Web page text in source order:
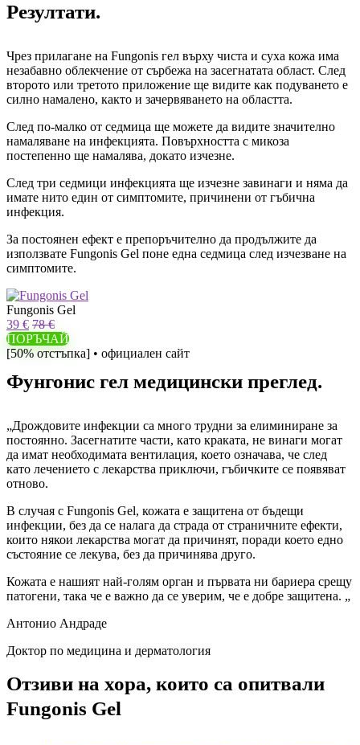
Резултати.
Чрез прилагане на Fungonis гел върху чиста и суха кожа има
незабавно облекчение от сърбежа на засегнатата област. След
второто или третото приложение ще видите как подуването е
силно намалено, както и зачервяването на областта.
След по-малко от седмица ще можете да видите значително
намаляване на инфекцията. Повърхността с микоза
постепенно ще намалява, докато изчезне.
След три седмици инфекцията ще изчезне завинаги и няма да
имате нито един от симптомите, причинени от гъбична
инфекция.
За постоянен ефект е препоръчително да продължите да
използвате Fungonis Gel поне една седмица след изчезване на
симптомите.
Fungonis Gel
39 € 78 €
ПОРЪЧАЙ
[50% отстъпка] • официален сайт
Фунгонис гел медицински преглед.
„Дрождовите инфекции са много трудни за елиминиране за
постоянно. Засегнатите части, като краката, не винаги могат
да имат необходимата вентилация, което означава, че след
като лечението с лекарства приключи, гъбичките се появяват
отново.
В случая с Fungonis Gel, кожата е защитена от бъдещи
инфекции, без да се налага да страда от страничните ефекти,
които някои лекарства могат да причинят, поради което едно
състояние се лекува, без да причинява друго.
Кожата е нашият най-голям орган и първата ни бариера срещу
патогени, така че е важно да се уверим, че е добре защитена. „
Антонио Андраде
Доктор по медицина и дерматология
Отзиви на хора, които са опитвали
Fungonis Gel